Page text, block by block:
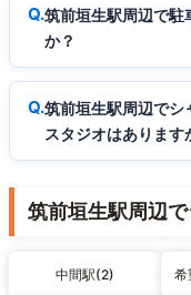
筑前垣生駅周辺で駐
か？
筑前垣生駅周辺でシ
スタジオはあります
筑前垣生駅周辺
中間駅(2) 希